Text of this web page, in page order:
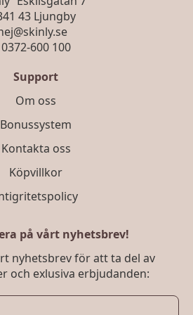
43 Ljungby
0372-600 100
Support
Om oss
Bonussystem
Kontakta oss
Köpvillkor
på vårt nyhetsbrev!
nyhetsbrev för att ta del av
och exlusiva erbjudanden: